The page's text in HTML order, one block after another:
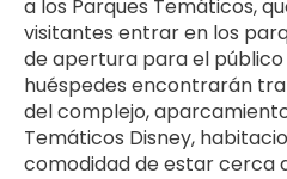
a los Parques Temáticos,
visitantes entrar en los
de apertura para el público
huéspedes encontrarán
del complejo,
Temáticos Disney,
comodidad de estar cerca